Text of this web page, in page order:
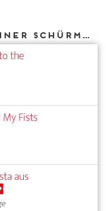
Weitere Texte von Reiner Schürmann bei DIAPHANES
the
Fists
aus